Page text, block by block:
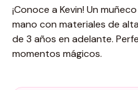
¡Conoce a Kevin! Un
mano con materiales de
de 3 años en adelante.
momentos mágicos.